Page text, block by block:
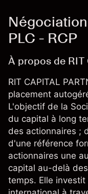
PLC - RCP
À propos de
RIT CAPITAL
placement
L'objectif de la
du capital à long
des actionnaires ;
d'une référence
actionnaires une
capital au-delà
temps. Elle